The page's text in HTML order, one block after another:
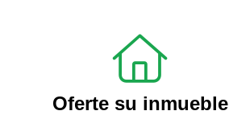
Oferte su inmueble